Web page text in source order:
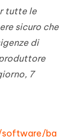
tutte le
sicuro che
di
7
ba